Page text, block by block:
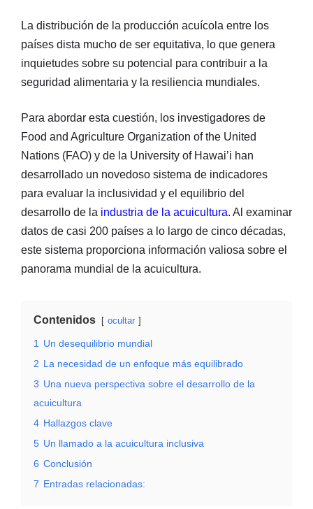
La distribución de la producción acuícola entre los
países dista mucho de ser equitativa, lo que genera
inquietudes sobre su potencial para contribuir a la
seguridad alimentaria y la resiliencia mundiales.
Para abordar esta cuestión, los investigadores de
Food and Agriculture Organization of the United
Nations (FAO) y de la University of Hawai’i han
desarrollado un novedoso sistema de indicadores
para evaluar la inclusividad y el equilibrio del
desarrollo de la industria de la acuicultura. Al examinar
datos de casi 200 países a lo largo de cinco décadas,
este sistema proporciona información valiosa sobre el
panorama mundial de la acuicultura.
Contenidos ocultar
1
Un desequilibrio mundial
2 La necesidad de un enfoque más equilibrado
3 Una nueva perspectiva sobre el desarrollo de la
acuicultura
4 Hallazgos clave
5 Un llamado a la acuicultura inclusiva
6 Conclusión
7 Entradas relacionadas: